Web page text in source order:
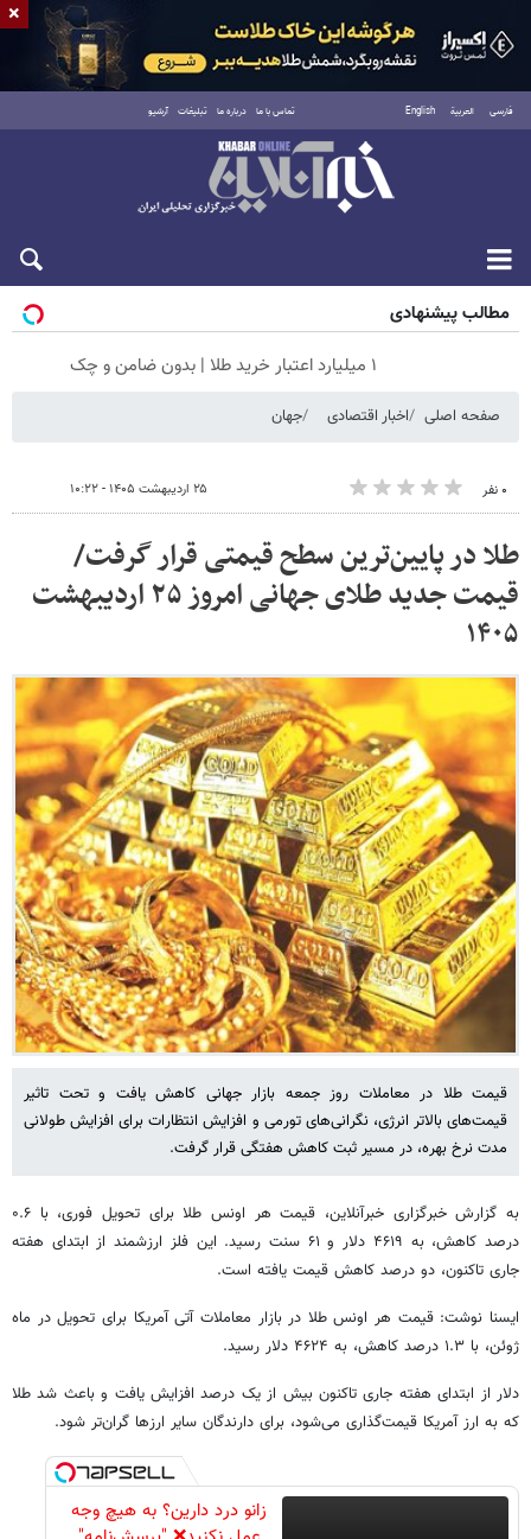
فارسی العربية English تماس با ما درباره ما تبلیغات آرشیو
پنجشنبه ۱۵ مرداد ۱۴۰۵
مطالب پیشنهادی
۱ میلیارد اعتبار خرید طلا | بدون ضامن و چک
صفحه اصلی اخبار اقتصادی جهان
۰ نفر ۲۵ اردیبهشت ۱۴۰۵ - ۱۰:۲۲
طلا در پایین‌ترین سطح قیمتی قرار گرفت/
قیمت جدید طلای جهانی امروز ۲۵ اردیبهشت
۱۴۰۵
قیمت طلا در معاملات روز جمعه بازار جهانی کاهش یافت و تحت تاثیر
قیمت‌های بالاتر انرژی، نگرانی‌های تورمی و افزایش انتظارات برای افزایش طولانی
مدت نرخ بهره، در مسیر ثبت کاهش هفتگی قرار گرفت.
به گزارش خبرگزاری خبرآنلاین، قیمت هر اونس طلا برای تحویل فوری، با ۰.۶
درصد کاهش، به ۴۶۱۹ دلار و ۶۱ سنت رسید. این فلز ارزشمند از ابتدای هفته
جاری تاکنون، دو درصد کاهش قیمت یافته است.
ایسنا نوشت: قیمت هر اونس طلا در بازار معاملات آتی آمریکا برای تحویل در ماه
ژوئن، با ۱.۳ درصد کاهش، به ۴۶۲۴ دلار رسید.
دلار از ابتدای هفته جاری تاکنون بیش از یک درصد افزایش یافت و باعث شد طلا
که به ارز آمریکا قیمت‌گذاری می‌شود، برای دارندگان سایر ارزها گران‌تر شود.
زانو درد دارین؟ به هیچ وجه
×